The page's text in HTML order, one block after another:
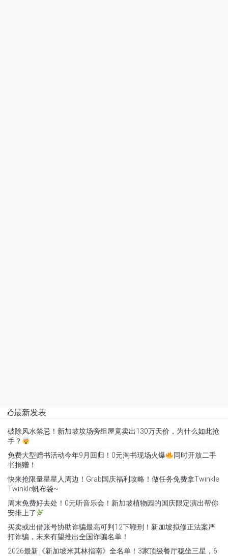
最新发表
破除风水禁忌！新加坡坟场旁组屋竟卖出130万天价，为什么如此抢
手？
免费大型赠书活动今年9月回归！0元淘书现场火爆
同时开放二手
书捐赠！
快来抢限量星星人周边！Grab国庆福利攻略！做任务免费拿Twinkle
Twinkle帆布袋~
周末免费好去处！0元听音乐会！新加坡植物园的国庆限定演出帮你
安排上了
买卖或出借账号协助诈骗最高可判12下鞭刑！新加坡拟修正法案严
打诈骗，未来有望推出全国诈骗名单！
2026最新《新加坡米其林指南》全名单！3家顶级餐厅稳坐三星，6